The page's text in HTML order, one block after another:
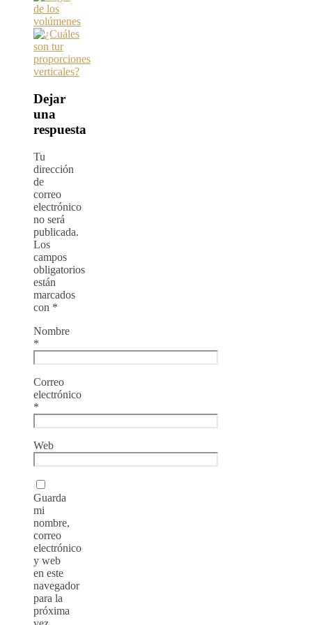
Dejar
una
respuesta
Tu
dirección
de
correo
electrónico
no será
publicada.
Los
campos
obligatorios
están
marcados
con *
Nombre
*
Correo
electrónico
*
Web
Guarda
mi
nombre,
correo
electrónico
y web
en este
navegador
para la
próxima